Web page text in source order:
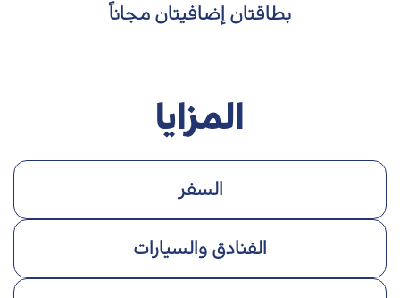
بطاقتان إضافيتان مجاناً
المزايا
السفر
الفنادق والسيارات